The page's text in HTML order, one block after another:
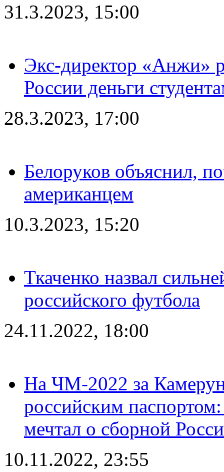
31.3.2023, 15:00
Экс-директор «Анжи»
России деньги
28.3.2023, 17:00
Белоруков объяснил,
американцем
10.3.2023, 15:20
Ткаченко назвал
российского футбола
24.11.2022, 18:00
На ЧМ-2022 за
российским
мечтал о сборной
10.11.2022, 23:55